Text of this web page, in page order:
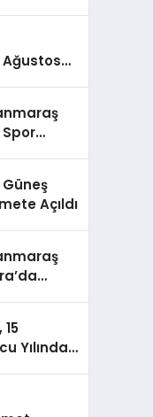
Açıldı
Yılında